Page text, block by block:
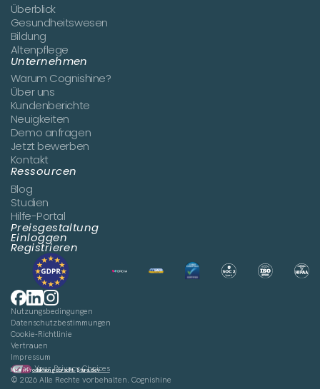
Überblick
Gesundheitswesen
Bildung
Altenpflege
Unternehmen
Warum Cognishine?
Über uns
Kundenberichte
Neuigkeiten
Demo anfragen
Jetzt bewerben
Kontakt
Ressourcen
Blog
Studien
Hilfe-Portal
Preisgestaltung
Einloggen
Registrieren
© 2026Alle Rechte vorbehalten. Cognishine
Nutzungsbedingungen
Datenschutzbestimmungen
Cookie-Richtlinie
Vertrauen
Impressum
Your Privacy Choices
Mit ♥ in Produktion gebracht.Stura.dev